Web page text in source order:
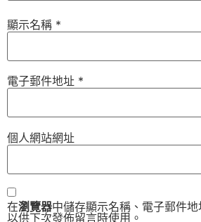
顯示名稱 *
電子郵件地址 *
個人網站網址
在瀏覽器中儲存顯示名稱、電子郵件地
以供下次發佈留言時使用。